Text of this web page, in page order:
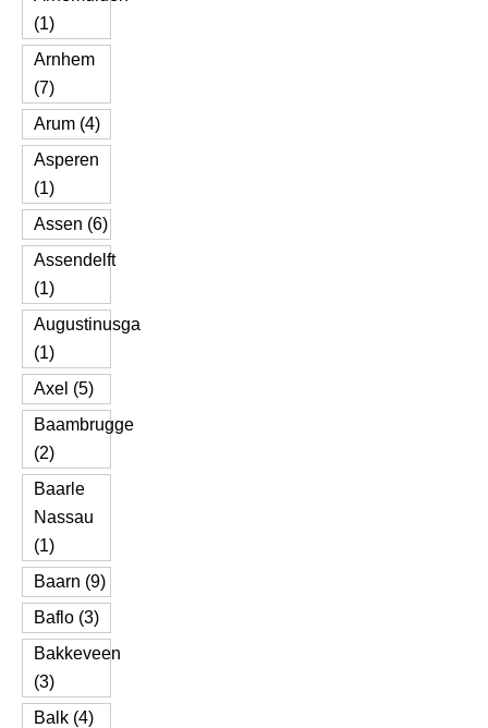
(1)
Arnhem
(7)
Arum (4)
Asperen
(1)
Assen (6)
Assendelft
(1)
Augustinusga
(1)
Axel (5)
Baambrugge
(2)
Baarle
Nassau
(1)
Baarn (9)
Baflo (3)
Bakkeveen
(3)
Balk (4)